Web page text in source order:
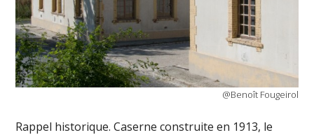
@Benoît Fougeirol
Rappel historique. Caserne construite en 1913, le